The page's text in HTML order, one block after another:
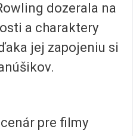
dozerala na
a charaktery
jej zapojeniu si
pre filmy